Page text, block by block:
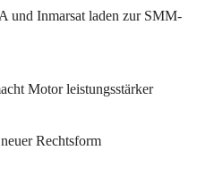
und Inmarsat laden zur SMM-
Motor leistungsstärker
Rechtsform